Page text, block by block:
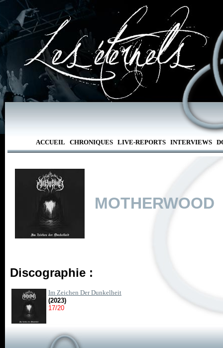
ACCUEIL CHRONIQUES LIVE-REPORTS INTERVIEWS
MOTHERWOOD
Discographie :
Im Zeichen Der Dunkelheit
(2023)
17/20